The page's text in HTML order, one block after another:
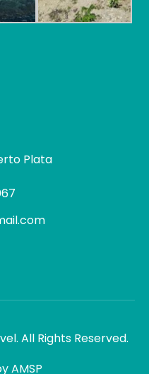
Plata
All Rights Reserved.
AMSP